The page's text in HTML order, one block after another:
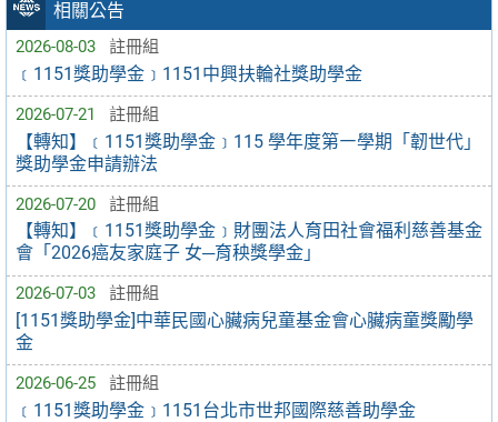
相關公告
2026-08-03 註冊組
﹝1151獎助學金﹞1151中興扶輪社獎助學金
2026-07-21 註冊組
【轉知】﹝1151獎助學金﹞115 學年度第㇐學期「韌世代」
獎助學金申請辦法
2026-07-20 註冊組
【轉知】﹝1151獎助學金﹞財團法人育田社會福利慈善基金
會「2026癌友家庭子 女─育秧獎學金」
2026-07-03 註冊組
[1151獎助學金]中華民國心臟病兒童基金會心臟病童獎勵學
金
2026-06-25 註冊組
﹝1151獎助學金﹞1151台北市世邦國際慈善助學金